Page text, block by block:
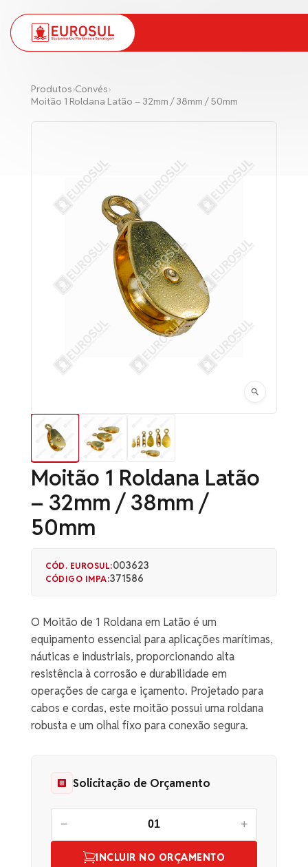
Produtos›Convés›
Moitão 1 Roldana Latão – 32mm / 38mm / 50mm
Moitão 1 Roldana Latão
– 32mm / 38mm /
50mm
CÓD. EUROSUL:003623
CÓDIGO IMPA:371586
O Moitão de 1 Roldana em Latão é um
equipamento essencial para aplicações marítimas,
náuticas e industriais, proporcionando alta
resistência à corrosão e durabilidade em
operações de carga e içamento. Projetado para
cabos e cordas, este moitão possui uma roldana
robusta e um olhal fixo para conexão segura.
Solicitação de Orçamento
− +
INCLUIR NO ORÇAMENTO